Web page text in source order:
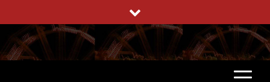
to
content
ENCYKLOPEDIA ŻYCIA
CO WARTO W ŻYCIU WIEDZIEĆ